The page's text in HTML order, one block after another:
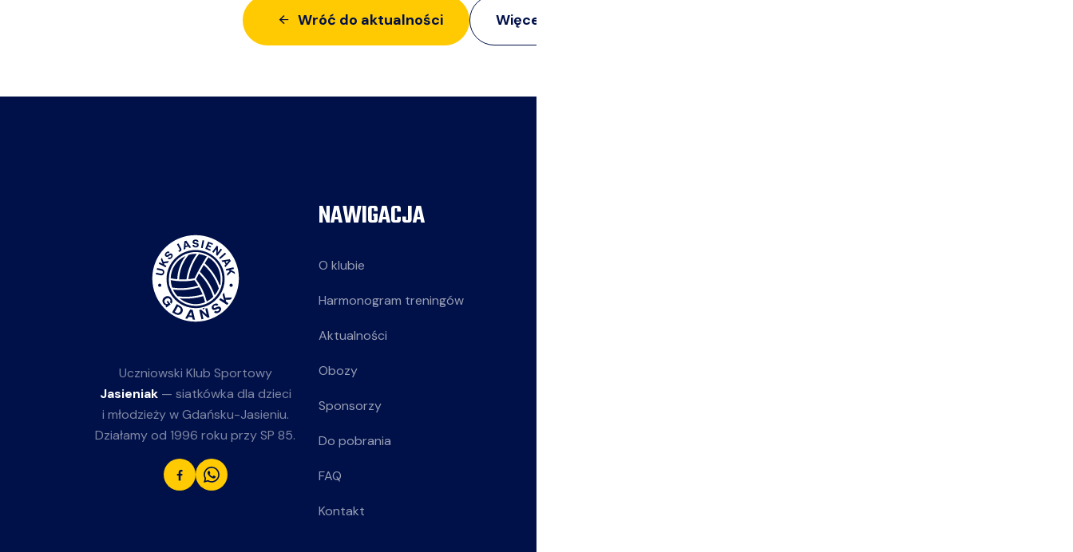
Wróć do aktualności Więcej z:
Uczniowski Klub Sportowy
Jasieniak— siatkówka dla dzieci
i młodzieży w Gdańsku-Jasieniu.
Działamy od 1996 roku przy SP 85.
NAWIGACJA
O klubie
Harmonogram treningów
Aktualności
Obozy
Sponsorzy
Do pobrania
FAQ
Kontakt